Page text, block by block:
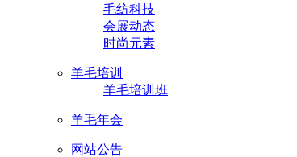
毛纺科技
会展动态
时尚元素
羊毛培训
羊毛培训班
羊毛年会
网站公告